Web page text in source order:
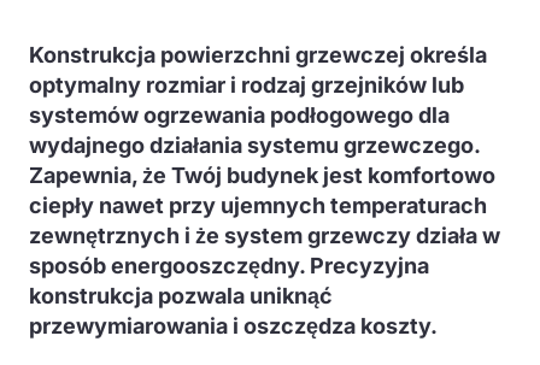
Konstrukcja powierzchni grzewczej określa
optymalny rozmiar i rodzaj grzejników lub
systemów ogrzewania podłogowego dla
wydajnego działania systemu grzewczego.
Zapewnia, że Twój budynek jest komfortowo
ciepły nawet przy ujemnych temperaturach
zewnętrznych i że system grzewczy działa w
sposób energooszczędny. Precyzyjna
konstrukcja pozwala uniknąć
przewymiarowania i oszczędza koszty.